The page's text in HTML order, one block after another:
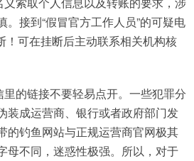
。接到“假冒官方工作人员”的可疑电
！可在挂断后主动联系相关机构核
的链接不要轻易点开。一些犯罪分
装成运营商、银行或者政府部门发
的钓鱼网站与正规运营商官网极其
母不同，迷惑性极强。所以，对于